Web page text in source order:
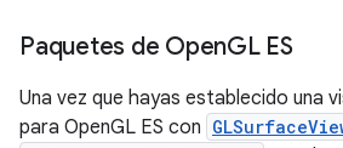
Paquetes de OpenGL ES
Una vez que hayas establecido una
para OpenGL ES con